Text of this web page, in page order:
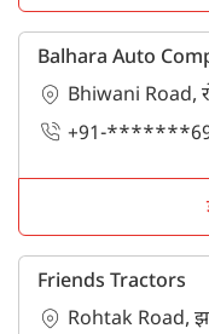
Balhara Auto
Bhiwani Road,
+91-
Friends Tractors
Rohtak Road,